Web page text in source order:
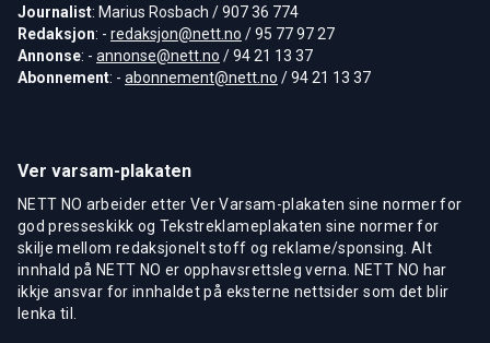
Journalist: Marius Rosbach / 907 36 774
Redaksjon: - redaksjon@nett.no / 95 77 97 27
Annonse: - annonse@nett.no / 94 21 13 37
Abonnement: - abonnement@nett.no / 94 21 13 37
Ver varsam-plakaten
NETT NO arbeider etter Ver Varsam-plakaten sine normer for
god presseskikk og Tekstreklameplakaten sine normer for
skilje mellom redaksjonelt stoff og reklame/sponsing. Alt
innhald på NETT NO er opphavsrettsleg verna. NETT NO har
ikkje ansvar for innhaldet på eksterne nettsider som det blir
lenka til.